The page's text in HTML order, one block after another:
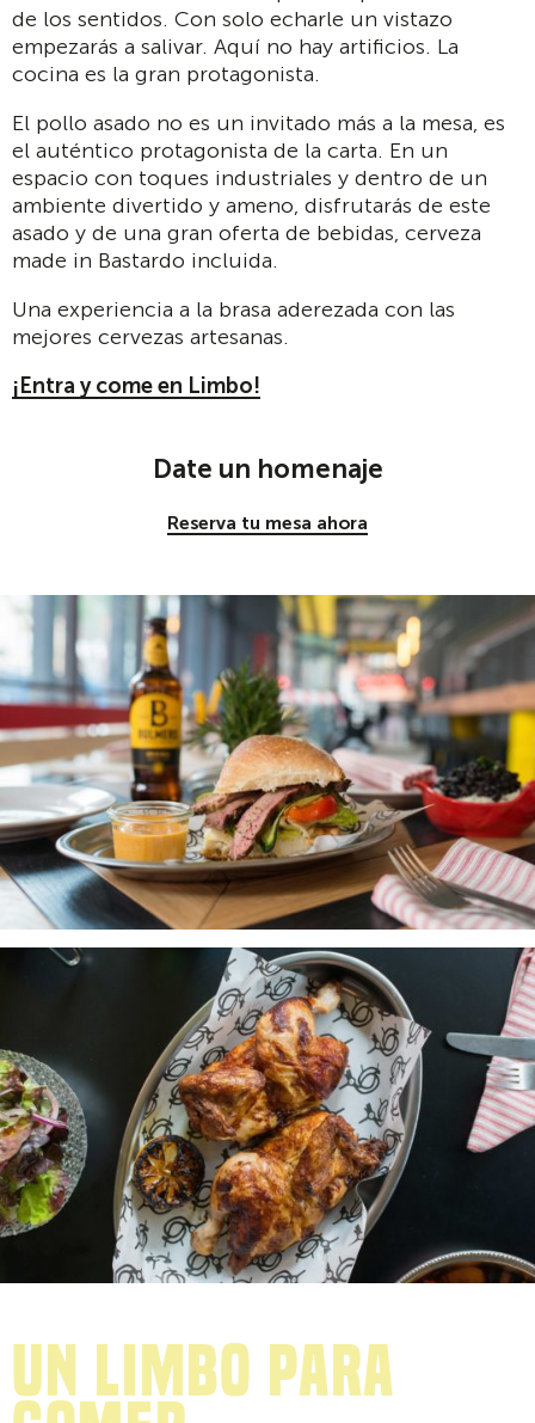
de los sentidos. Con solo echarle un vistazo
empezarás a salivar. Aquí no hay artificios. La
cocina es la gran protagonista.
El pollo asado no es un invitado más a la mesa, es
el auténtico protagonista de la carta. En un
espacio con toques industriales y dentro de un
ambiente divertido y ameno, disfrutarás de este
asado y de una gran oferta de bebidas, cerveza
made in Bastardo incluida.
Una experiencia a la brasa aderezada con las
mejores cervezas artesanas.
¡Entra y come en Limbo!
Date un homenaje
Reserva tu mesa ahora
Un Limbo para